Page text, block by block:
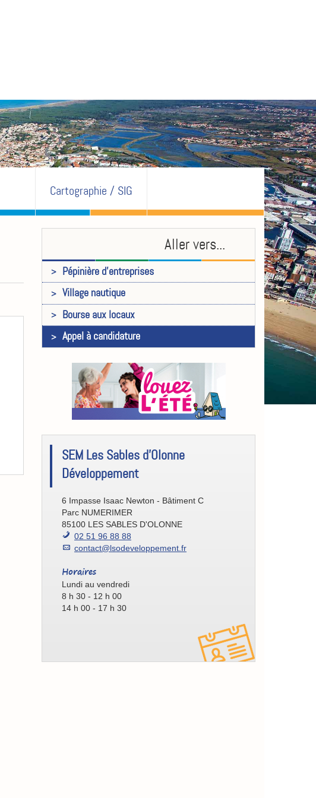
Cartographie / SIG
Aller vers...
Pépinière d'entreprises
Village nautique
Bourse aux locaux
Appel à candidature
[Eco/Atout]
Contact
SEM Les Sables d'Olonne
Développement
6 Impasse Isaac Newton - Bâtiment C
Parc NUMERIMER
85100 LES SABLES D'OLONNE
02 51 96 88 88
contact@lsodeveloppement.fr
Horaires
Lundi au vendredi
8 h 30 - 12 h 00
14 h 00 - 17 h 30